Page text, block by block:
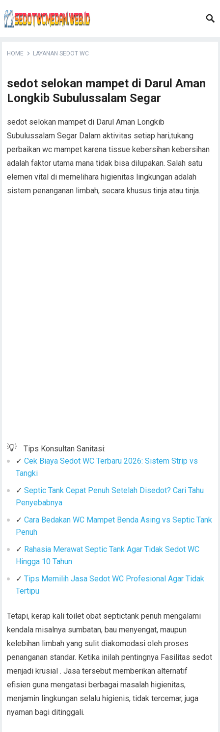
HOME LAYANAN SEDOT WC
sedot selokan mampet di Darul Aman
Longkib Subulussalam Segar
sedot selokan mampet di Darul Aman Longkib
Subulussalam Segar Dalam aktivitas setiap hari,tukang
perbaikan wc mampet karena tissue kebersihan kebersihan
adalah faktor utama mana tidak bisa dilupakan. Salah satu
elemen vital di memelihara higienitas lingkungan adalah
sistem penanganan limbah, secara khusus tinja atau tinja.
💡
Tips Konsultan Sanitasi:
✓ Cek Biaya Sedot WC Terbaru 2026: Sistem Strip vs
Tangki
✓ Septic Tank Cepat Penuh Setelah Disedot? Cari Tahu
Penyebabnya
✓ Cara Bedakan WC Mampet Benda Asing vs Septic Tank
Penuh
✓ Rahasia Merawat Septic Tank Agar Tidak Sedot WC
Hingga 10 Tahun
✓ Tips Memilih Jasa Sedot WC Profesional Agar Tidak
Tertipu
Tetapi, kerap kali toilet obat septictank penuh mengalami
kendala misalnya sumbatan, bau menyengat, maupun
kelebihan limbah yang sulit diakomodasi oleh proses
penanganan standar. Ketika inilah pentingnya Fasilitas sedot
menjadi krusial . Jasa tersebut memberikan alternatif
efisien guna mengatasi berbagai masalah higienitas,
menjamin lingkungan selalu higienis, tidak tercemar, juga
nyaman bagi ditinggali.